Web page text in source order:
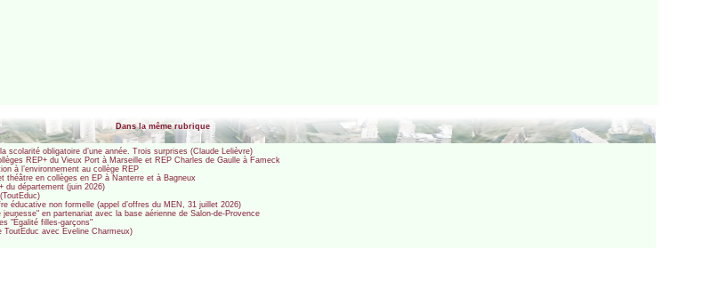
Dans la même rubrique
scolarité obligatoire d’une année. Trois surprises (Claude Lelièvre)
REP+ du Vieux Port à Marseille et REP Charles de Gaulle à Fameck
à l’environnement au collège REP
théâtre en collèges en EP à Nanterre et à Bagneux
du département (juin 2026)
éducative non formelle (appel d’offres du MEN, 31 juillet 2026)
en partenariat avec la base aérienne de Salon-de-Provence
"Égalité filles-garçons"
avec Eveline Charmeux)